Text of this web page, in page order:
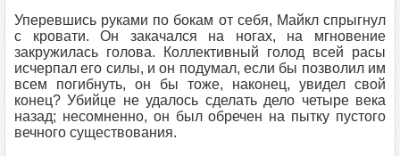
Уперевшись руками по бокам от себя, Майкл спрыгнул
с кровати. Он закачался на ногах, на мгновение
закружилась голова. Коллективный голод всей расы
исчерпал его силы, и он подумал, если бы позволил им
всем погибнуть, он бы тоже, наконец, увидел свой
конец? Убийце не удалось сделать дело четыре века
назад; несомненно, он был обречен на пытку пустого
вечного существования.